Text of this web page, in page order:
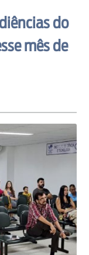
do
mês de